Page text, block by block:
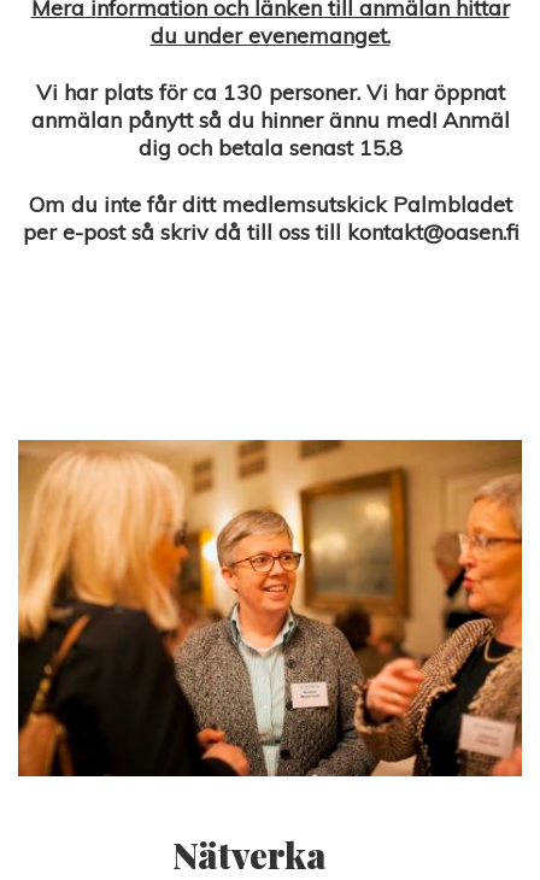
Mera information och länken till anmälan hittar
du under evenemanget.
Vi har plats för ca 130 personer. Vi har öppnat
anmälan pånytt så du hinner ännu med! Anmäl
dig och betala senast 15.8
Om du inte får ditt medlemsutskick Palmbladet
per e-post så skriv då till oss till kontakt@oasen.fi
Nätverka